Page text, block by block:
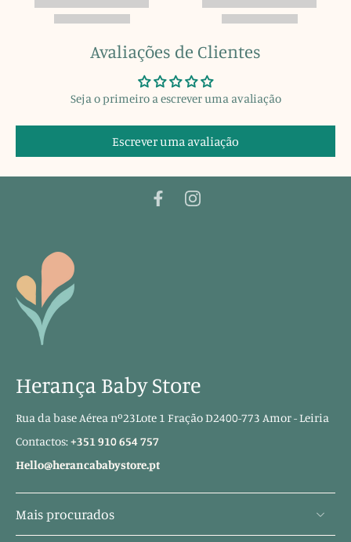
Avaliações de Clientes
Seja o primeiro a escrever uma avaliação
Escrever uma avaliação
Herança Baby Store
Rua da base Aérea nº23Lote 1 Fração D2400-773 Amor - Leiria
Contactos:+351 910 654 757
Hello@herancababystore.pt
Mais procurados